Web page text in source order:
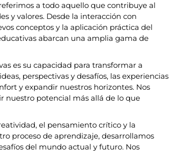
a todo aquello que contribuye al
y valores. Desde la interacción con
conceptos y la aplicación práctica del
abarcan una amplia gama de
es su capacidad para transformar a
perspectivas y desafíos, las experiencias
y expandir nuestros horizontes. Nos
nuestro potencial más allá de lo que
el pensamiento crítico y la
proceso de aprendizaje, desarrollamos
del mundo actual y futuro. Nos